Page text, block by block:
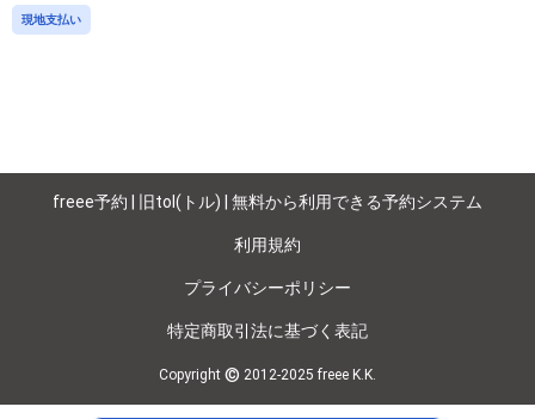
現地支払い
freee予約 | 旧tol(トル) | 無料から利用できる予約システム
利用規約
プライバシーポリシー
特定商取引法に基づく表記
Copyright © 2012-2025 freee K.K.